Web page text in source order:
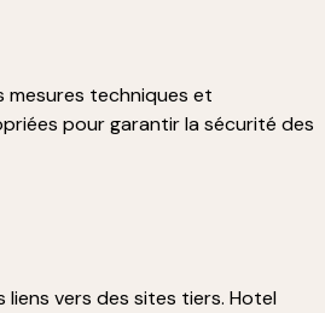
mesures techniques et
pour garantir la sécurité des
vers des sites tiers. Hotel